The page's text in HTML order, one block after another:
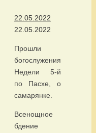
22.05.2022
22.05.2022
Прошли
богослужения
Недели 5-й
по Пасхе, о
самарянке.
Всенощное
бдение